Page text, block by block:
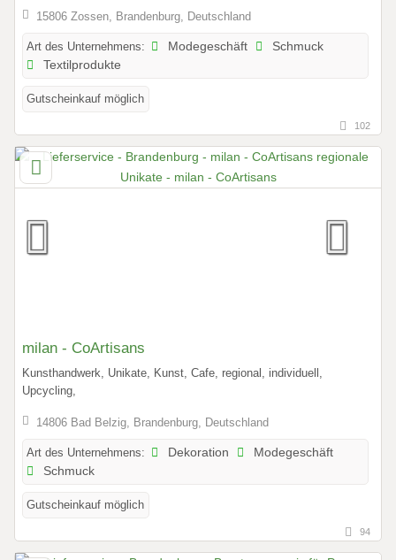
15806 Zossen, Brandenburg, Deutschland
Art des Unternehmens: Modegeschäft
Schmuck
Textilprodukte
Gutscheinkauf möglich
102
milan - CoArtisans
Kunsthandwerk, Unikate, Kunst, Cafe, regional, individuell,
Upcycling,
14806 Bad Belzig, Brandenburg, Deutschland
Art des Unternehmens: Dekoration
Modegeschäft
Schmuck
Gutscheinkauf möglich
94